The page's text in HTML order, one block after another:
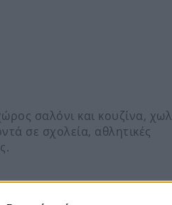
σαλόνι και κουζίνα, χωλ
σε σχολεία, αθλητικές